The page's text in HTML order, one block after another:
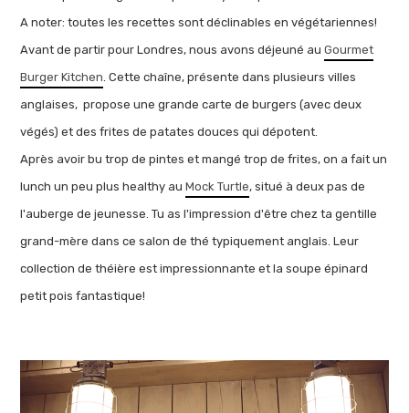
A noter: toutes les recettes sont déclinables en végétariennes!
Avant de partir pour Londres, nous avons déjeuné auGourmet
Burger Kitchen. Cette chaîne, présente dans plusieurs villes
anglaises, propose une grande carte de burgers (avec deux
végés) et des frites de patates douces qui dépotent.
Après avoir bu trop de pintes et mangé trop de frites, on a fait un
lunch un peu plus healthy auMock Turtle, situé à deux pas de
l'auberge de jeunesse. Tu as l'impression d'être chez ta gentille
grand-mère dans ce salon de thé typiquement anglais. Leur
collection de théière est impressionnante et la soupe épinard
petit pois fantastique!